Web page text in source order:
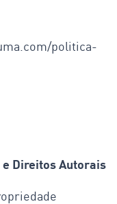
politica-
Direitos Autorais